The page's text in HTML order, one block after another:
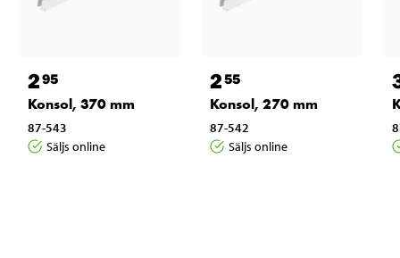
295
Konsol, 370 mm
87-543
Säljs online
255
Konsol, 270 mm
87-542
Säljs online